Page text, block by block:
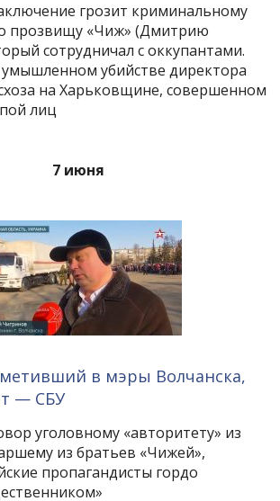
грозит криминальному
прозвищу «Чиж» (Дмитрию
сотрудничал с оккупантами.
убийстве директора
на Харьковщине, совершенном
лиц
7 июня
метивший в мэры Волчанска,
— СБУ
уголовному «авторитету» из
из братьев «Чижей»,
пропагандисты гордо